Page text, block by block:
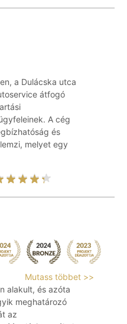
a Dulácska utca
átfogó
A cég
és
melyet egy
Mutass többet >>
alakult, és azóta
meghatározó
az